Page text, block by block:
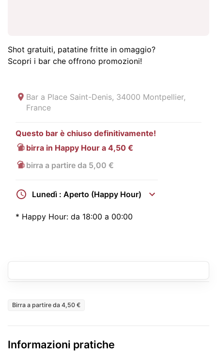
Shot gratuiti, patatine fritte in omaggio?
Scopri i bar che offrono promozioni!
Bar a Place Saint-Denis, 34000 Montpellier,
France
Questo bar è chiuso definitivamente!
birra in Happy Hour a 4,50 €
birra a partire da 5,00 €
Lunedì : Aperto (Happy Hour)
* Happy Hour: da 18:00 a 00:00
Birra a partire da 4,50 €
Informazioni pratiche